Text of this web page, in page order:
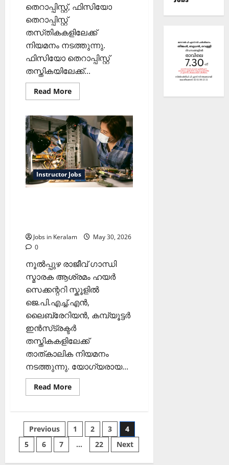
തെറാപ്പിസ്റ്റ്, ഫിസിയോ
തെറാപ്പിസ്റ്റ്
തസ്‌തികകളിലേക്ക്
നിയമനം നടത്തുന്നു.
ഫിസിയോ തെറാപ്പിസ്റ്റ്
തസ്തികയിലേക്ക്...
Read MoreRead
more
നിയമനം
Instructor Jobs
Jobs in Keralam
May 30, 2026
0
നൂൽപ്പുഴ രാജീവ് ഗാന്ധി
സ്മാരക ആശ്രമം ഹയർ
സെക്കന്ററി സ്കൂളിൽ
ജെ.പി.എച്ച്.എൻ,
ലൈബ്രേറിയൻ, കമ്പ്യൂട്ടർ
ഇൻസ്‌ട്രക്ടർ
തസ്തികകളിലേക്ക്
താത്കാലിക നിയമനം
നടത്തുന്നു. യോഗ്യരായ...
Read MoreRead
more
കമ്പ്യൂട്ടർ
ഇൻസ്‌ട്രക്ടർ
നിയമനം
Posts
pagination
Previous 1 2 3
4
5
6 7 … 22 Next